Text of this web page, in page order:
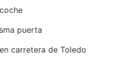
puerta
carretera de Toledo